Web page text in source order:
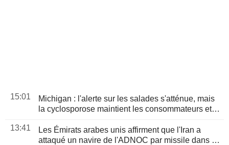
15:01
Michigan : l'alerte sur les salades s'atténue, mais
la cyclosporose maintient les consommateurs et
13:41
Les Émirats arabes unis affirment que l'Iran a
attaqué un navire de l'ADNOC par missile dans le